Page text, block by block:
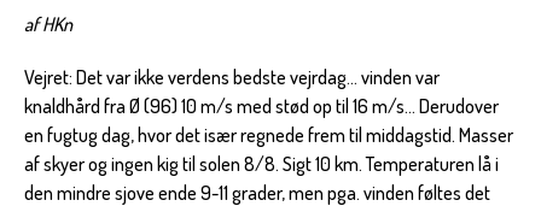
af HKn
Vejret: Det var ikke verdens bedste vejrdag... vinden var
knaldhård fra Ø (96) 10 m/s med stød op til 16 m/s... Derudover
en fugtug dag, hvor det især regnede frem til middagstid. Masser
af skyer og ingen kig til solen 8/8. Sigt 10 km. Temperaturen lå i
den mindre sjove ende 9-11 grader, men pga. vinden føltes det